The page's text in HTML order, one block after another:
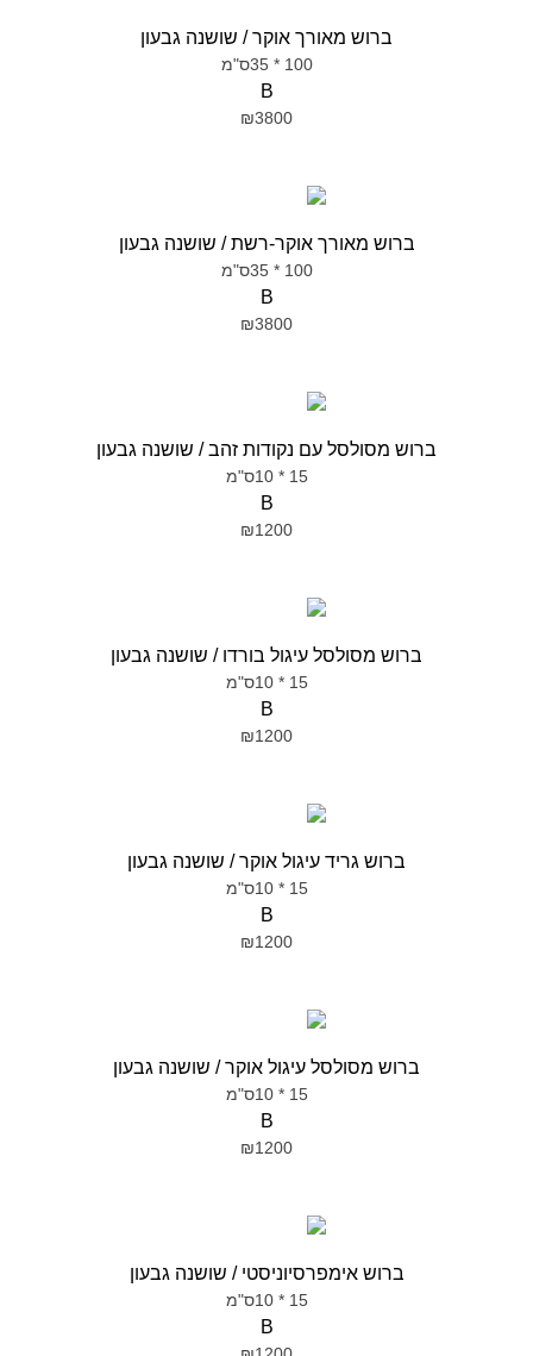
ברוש מאורך אוקר / שושנה גבעון
100 * 35ס"מ
B
₪3800
ברוש מאורך אוקר-רשת / שושנה גבעון
100 * 35ס"מ
B
₪3800
ברוש מסולסל עם נקודות זהב / שושנה גבעון
15 * 10ס"מ
B
₪1200
ברוש מסולסל עיגול בורדו / שושנה גבעון
15 * 10ס"מ
B
₪1200
ברוש גריד עיגול אוקר / שושנה גבעון
15 * 10ס"מ
B
₪1200
ברוש מסולסל עיגול אוקר / שושנה גבעון
15 * 10ס"מ
B
₪1200
ברוש אימפרסיוניסטי / שושנה גבעון
15 * 10ס"מ
B